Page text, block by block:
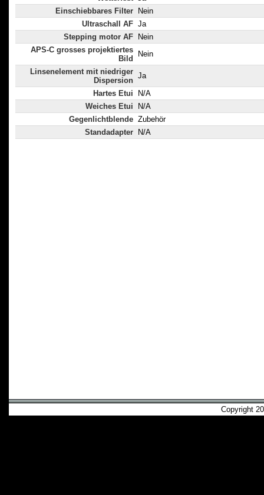
Einschiebbares Filter
Nein
Ultraschall AF Ja
Stepping motor AF
Nein
APS-C grosses projektiertes
Bild
Nein
Linsenelement mit niedriger
Dispersion
Ja
Hartes Etui
N/A
Weiches Etui
N/A
Gegenlichtblende Zubehör
Standadapter
N/A
Copyright